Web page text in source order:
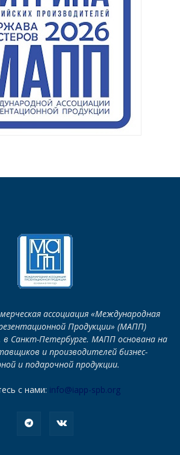
ассоциация «Международная
Продукции» (МАПП)
в Санкт-Петербурге. МАПП основана на
и производителей бизнес-
и подарочной продукции.
с нами: info@iapp-spb.org